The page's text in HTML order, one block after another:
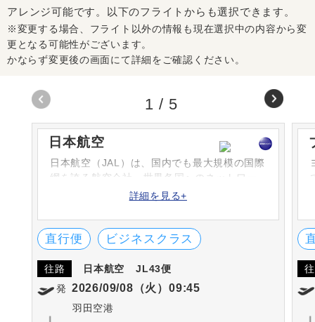
アレンジ可能です。以下のフライトからも選択できます。
※変更する場合、フライト以外の情報も現在選択中の内容から変
更となる可能性がございます。
かならず変更後の画面にて詳細をご確認ください。
日本航空
日本航空（JAL）は、国内でも最大規模の国際
網を誇る航空会社。世界各国へのネットワー
クを持ち、サービスにも定評があります。米
SKYTRAX社の「ワールド・エアライン・スタ
ー・レーディング」の5-STARに選ばれていま
す
詳細を見る+
直行便 ビジネスクラス
往路 日本航空
JL43便
発 2026/09/08（火）09:45
羽田空港
1 / 5